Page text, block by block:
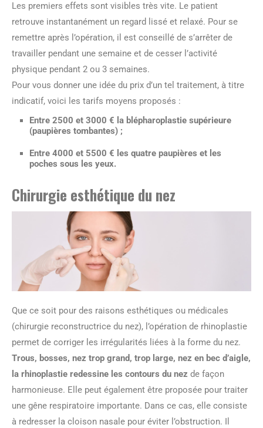
Les premiers effets sont visibles très vite. Le patient
retrouve instantanément un regard lissé et relaxé. Pour se
remettre après l’opération, il est conseillé de s’arrêter de
travailler pendant une semaine et de cesser l’activité
physique pendant 2 ou 3 semaines.
Pour vous donner une idée du prix d’un tel traitement, à titre
indicatif, voici les tarifs moyens proposés :
Entre 2500 et 3000 € la blépharoplastie supérieure
(paupières tombantes) ;
Entre 4000 et 5500 € les quatre paupières et les
poches sous les yeux.
Chirurgie esthétique du nez
Que ce soit pour des raisons esthétiques ou médicales
(chirurgie reconstructrice du nez), l’opération de rhinoplastie
permet de corriger les irrégularités liées à la forme du nez.
Trous, bosses, nez trop grand, trop large, nez en bec d’aigle,
la rhinoplastie redessine les contours du nez de façon
harmonieuse. Elle peut également être proposée pour traiter
une gêne respiratoire importante. Dans ce cas, elle consiste
à redresser la cloison nasale pour éviter l’obstruction. Il